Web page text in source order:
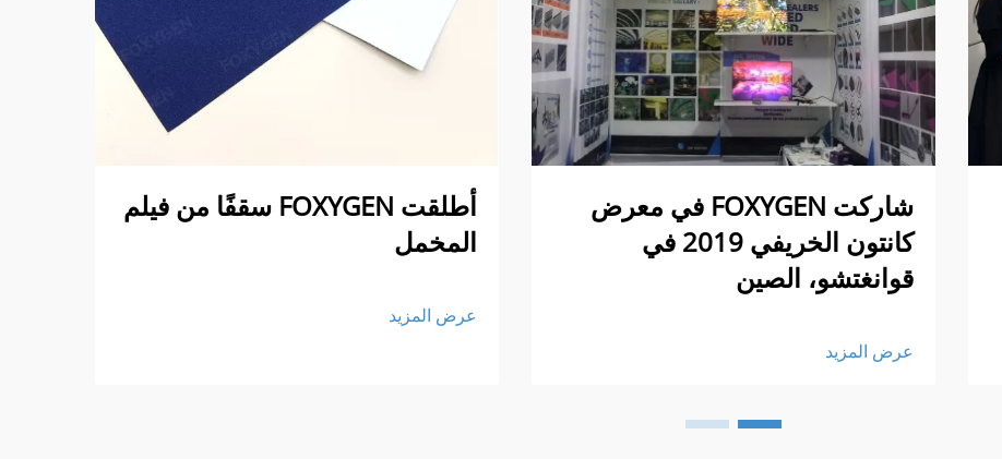
شاركت FOXYGEN في معرض
كانتون الخريفي 2019 في
قوانغتشو، الصين
عرض المزيد
أطلقت FOXYGEN سقفًا من فيلم
المخمل
عرض المزيد